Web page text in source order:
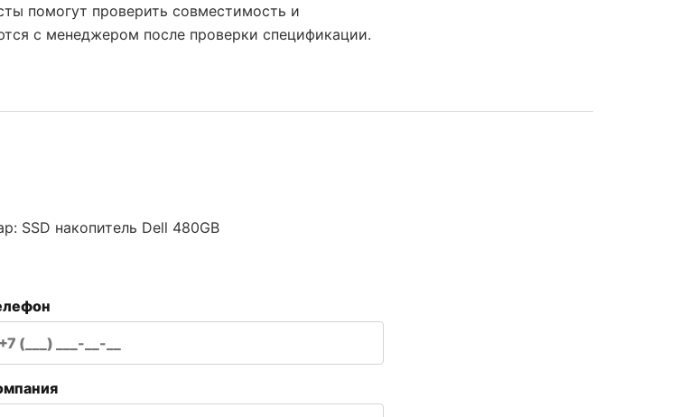
помогут проверить совместимость и
с менеджером после проверки спецификации.
SSD накопитель Dell 480GB